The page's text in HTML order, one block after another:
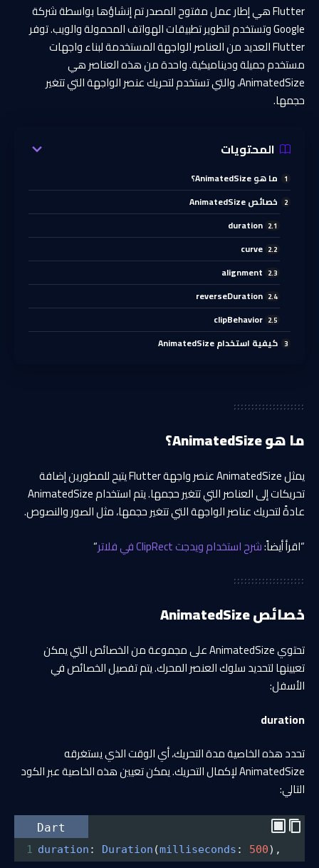
Flutter هي إطار عمل مفتوح المصدر تم إنشاؤها بواسطة شركة
Google وتستخدم لتطوير تطبيقات الهواتف المحمولة والويب. توفر
Flutter العديد من العناصر الواجهة المستخدمة لبناء واجهات
مستخدم جميلة وديناميكية. واحدة من هذه العناصر هي
AnimatedSize، والتي تستخدم لتحريك عنصر الواجهة التي تتغير
حجمها.
المحتويات
ما هو AnimatedSize؟
خصائص AnimatedSize
duration
curve
alignment
reverseDuration
clipBehavior
كيفية استخدام AnimatedSize
ما هو AnimatedSize؟
يمثل AnimatedSize عنصر واجهة Flutter يتيح للمطورين إضافة
تحريكات إلى العناصر التي تتغير حجمها. يتم استخدام AnimatedSize
عادةً لتحريك عناصر الواجهة التي تتغير حجمها، مثل الصور والنصوص.
“اقرأ أيضاً:شرح استخدام ويدجت ClipRect في فلاتر “
خصائص AnimatedSize
تحتوي AnimatedSize على مجموعة من الخصائص التي يمكن
تعيينها لتحديد سلوك العنصر المحرك. يتم تفصيل الخصائص في
الأسفل:
duration
تحدد هذه الخاصية مدة التحريك، أي الوقت الذي يستغرقه
AnimatedSize لإكمال التحريك. يمكن تعيين هذه الخاصية عبر الكود
التالي:
Dart
1 duration : Duration (milliseconds : 500),